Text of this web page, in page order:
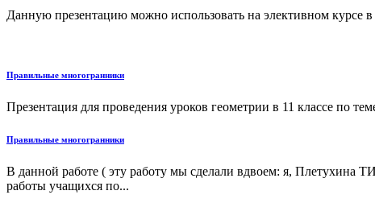
Данную презентацию можно использовать на элективном курсе в
Правильные многогранники
Презентация для проведения уроков геометрии в 11 классе по
Правильные многогранники
В данной работе ( эту работу мы сделали вдвоем: я, Плетухина
работы учащихся по...